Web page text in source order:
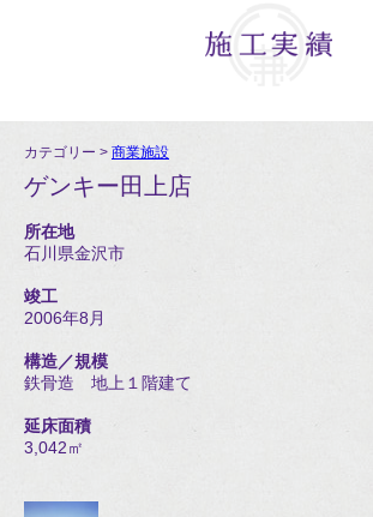
カテゴリー > 商業施設
ゲンキー田上店
所在地
石川県金沢市
竣工
2006年8月
構造／規模
鉄骨造 地上１階建て
延床面積
3,042㎡